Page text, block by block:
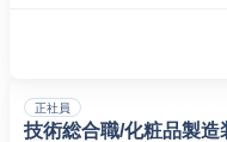
正社員
技術総合職/化粧品製造